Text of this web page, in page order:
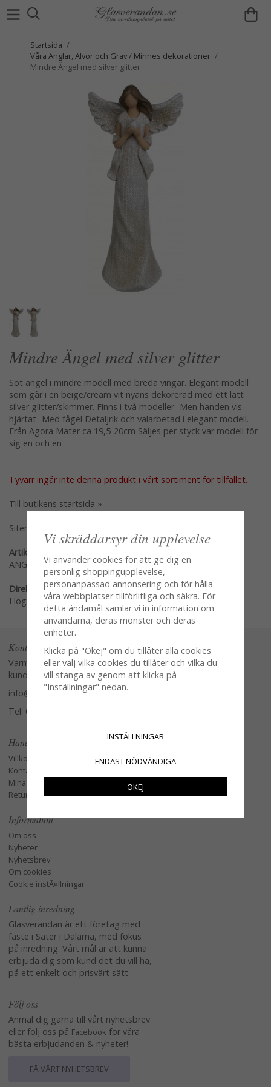
Startsida /
Våra Änglar, Älvor och Grav / Minnes dekorationer /
Mindre Ängel med silver glitter
Mindre Ängel med silver glitter
Söt ängel i mindre modell med breda vingar. Elegant modell
som går i en beige/cream vit nyans dekorerad med ett lätt
silver glitter/skimmer. Finns i två modeller -Men handen vis
hjärtat -Med fågel Detaljrik och välarbetad i elegant modell.
Från Agora Mäter ca 19,5-20cm Säljes per styck var modell för
sig en och en
Tyvärr ingår inte denna produkt i vårt sortiment för tillfället.
Till butikens startsida »
Sitemap »
Artikelnummer:
ANG-117
Direktlänk:
Högerklicka och kopiera adressen
Kontakta oss
Varmt välkommen att kontakta vår
kundtjänst.
info@glasverandan.se
Tel: 079-3495968
Handla
Villkor
Kontakta oss
Mina favoriter
Retur och Reklamation
Information
Om oss
Nyheter
Nyhetsbrev
Om cookies
Cookie instÃ¤llningar
Lantlig inredning
Glasverandan är ett företag med
fäste i Säter i Dalarna, med fokus
på inredning. Vårt mål är att kunna
erbjuda dig som kund det du vill ha,
på ett enkelt och prisvärt sätt.
Följ oss
Anmäl dig gärna till vårt nyhetsbrev
eller följ oss på Facebook för våra
bästa erbjudanden & nyheter!
FÅ VÅRT NYHETSBREV
Vi skräddarsyr din upplevelse
Vi använder cookies för att ge dig en
personlig shoppingupplevelse,
personanpassad annonsering och för hålla
våra webbplatser tillförlitliga och säkra. För
detta ändamål samlar vi in information om
användarna, deras mönster och deras
enheter.
Klicka på "Okej" om du tillåter alla cookies
eller välj vilka cookies du tillåter och vilka du
vill stänga av genom att klicka på
"Inställningar" nedan.
INSTÄLLNINGAR
ENDAST NÖDVÄNDIGA
OKEJ